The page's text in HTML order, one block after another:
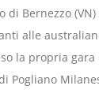
di Bernezzo
alle
la propria gara
Pogliano